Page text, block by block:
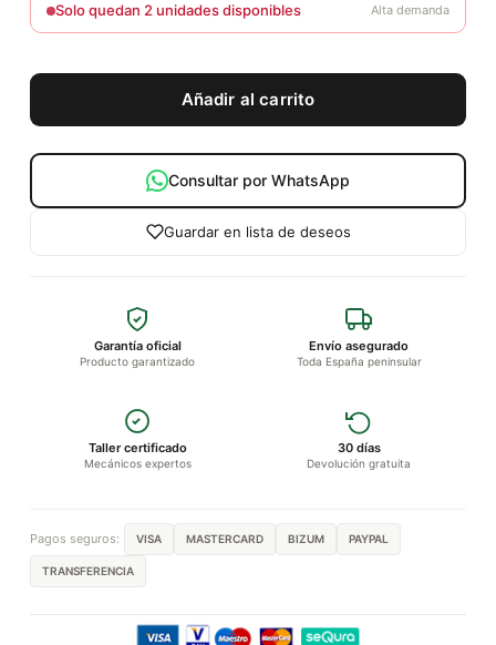
Solo quedan 2 unidades disponibles Alta demanda
Añadir al carrito
Consultar por WhatsApp
Guardar en lista de deseos
Garantía oficial
Producto garantizado
Envío asegurado
Toda España peninsular
Taller certificado
Mecánicos expertos
30 días
Devolución gratuita
Pagos seguros: VISA MASTERCARD BIZUM PAYPAL
TRANSFERENCIA